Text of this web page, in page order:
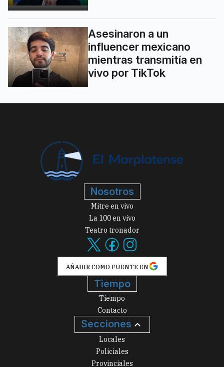
Asesinaron a un
influencer mexicano
mientras transmitía en
vivo por TikTok
Nosotros
Mitre en vivo
La 100 en vivo
Teatro tronador
AÑADIR COMO FUENTE EN
Tiempo
Tiempo
Contacto
Secciones
Locales
Policiales
Provinciales